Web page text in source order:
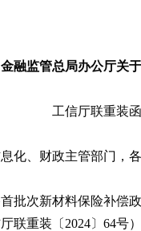
融监管总局办公厅关
工信厅联重装
化、财政主管部门，
批次新材料保险补偿
联重装〔2024〕64